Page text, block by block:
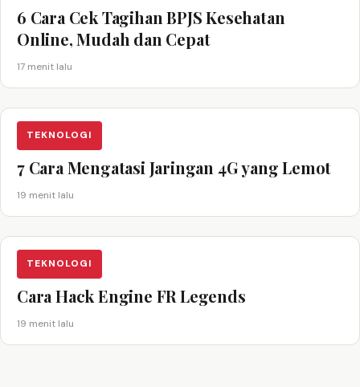
6 Cara Cek Tagihan BPJS Kesehatan
Online, Mudah dan Cepat
17 menit lalu
TEKNOLOGI
7 Cara Mengatasi Jaringan 4G yang Lemot
19 menit lalu
TEKNOLOGI
Cara Hack Engine FR Legends
19 menit lalu